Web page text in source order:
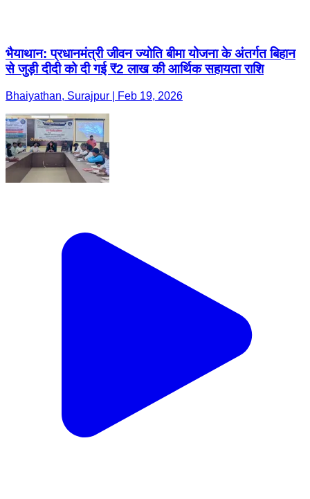
भैयाथान: प्रधानमंत्री जीवन ज्योति बीमा योजना के अंतर्गत बिहान
से जुड़ी दीदी को दी गई ₹2 लाख की आर्थिक सहायता राशि
Bhaiyathan, Surajpur | Feb 19, 2026